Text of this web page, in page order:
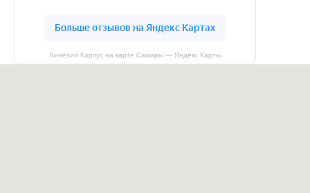
Кинезио Корпус на карте Самары — Яндекс Карты